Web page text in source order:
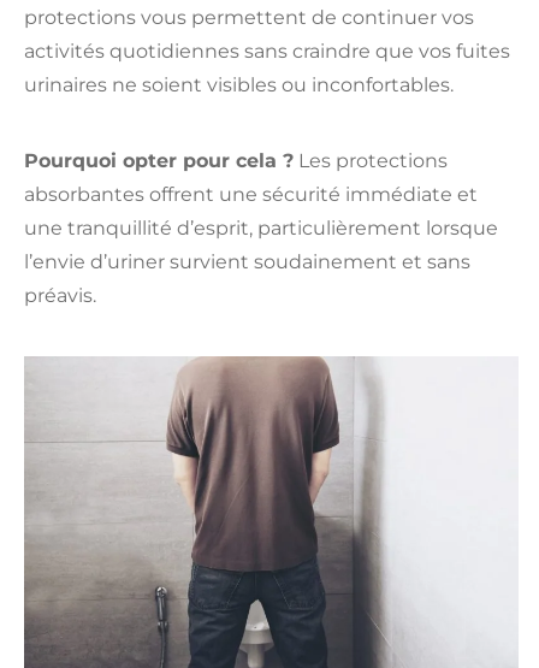
protections vous permettent de continuer vos
activités quotidiennes sans craindre que vos fuites
urinaires ne soient visibles ou inconfortables.
Pourquoi opter pour cela ? Les protections
absorbantes offrent une sécurité immédiate et
une tranquillité d’esprit, particulièrement lorsque
l’envie d’uriner survient soudainement et sans
préavis.